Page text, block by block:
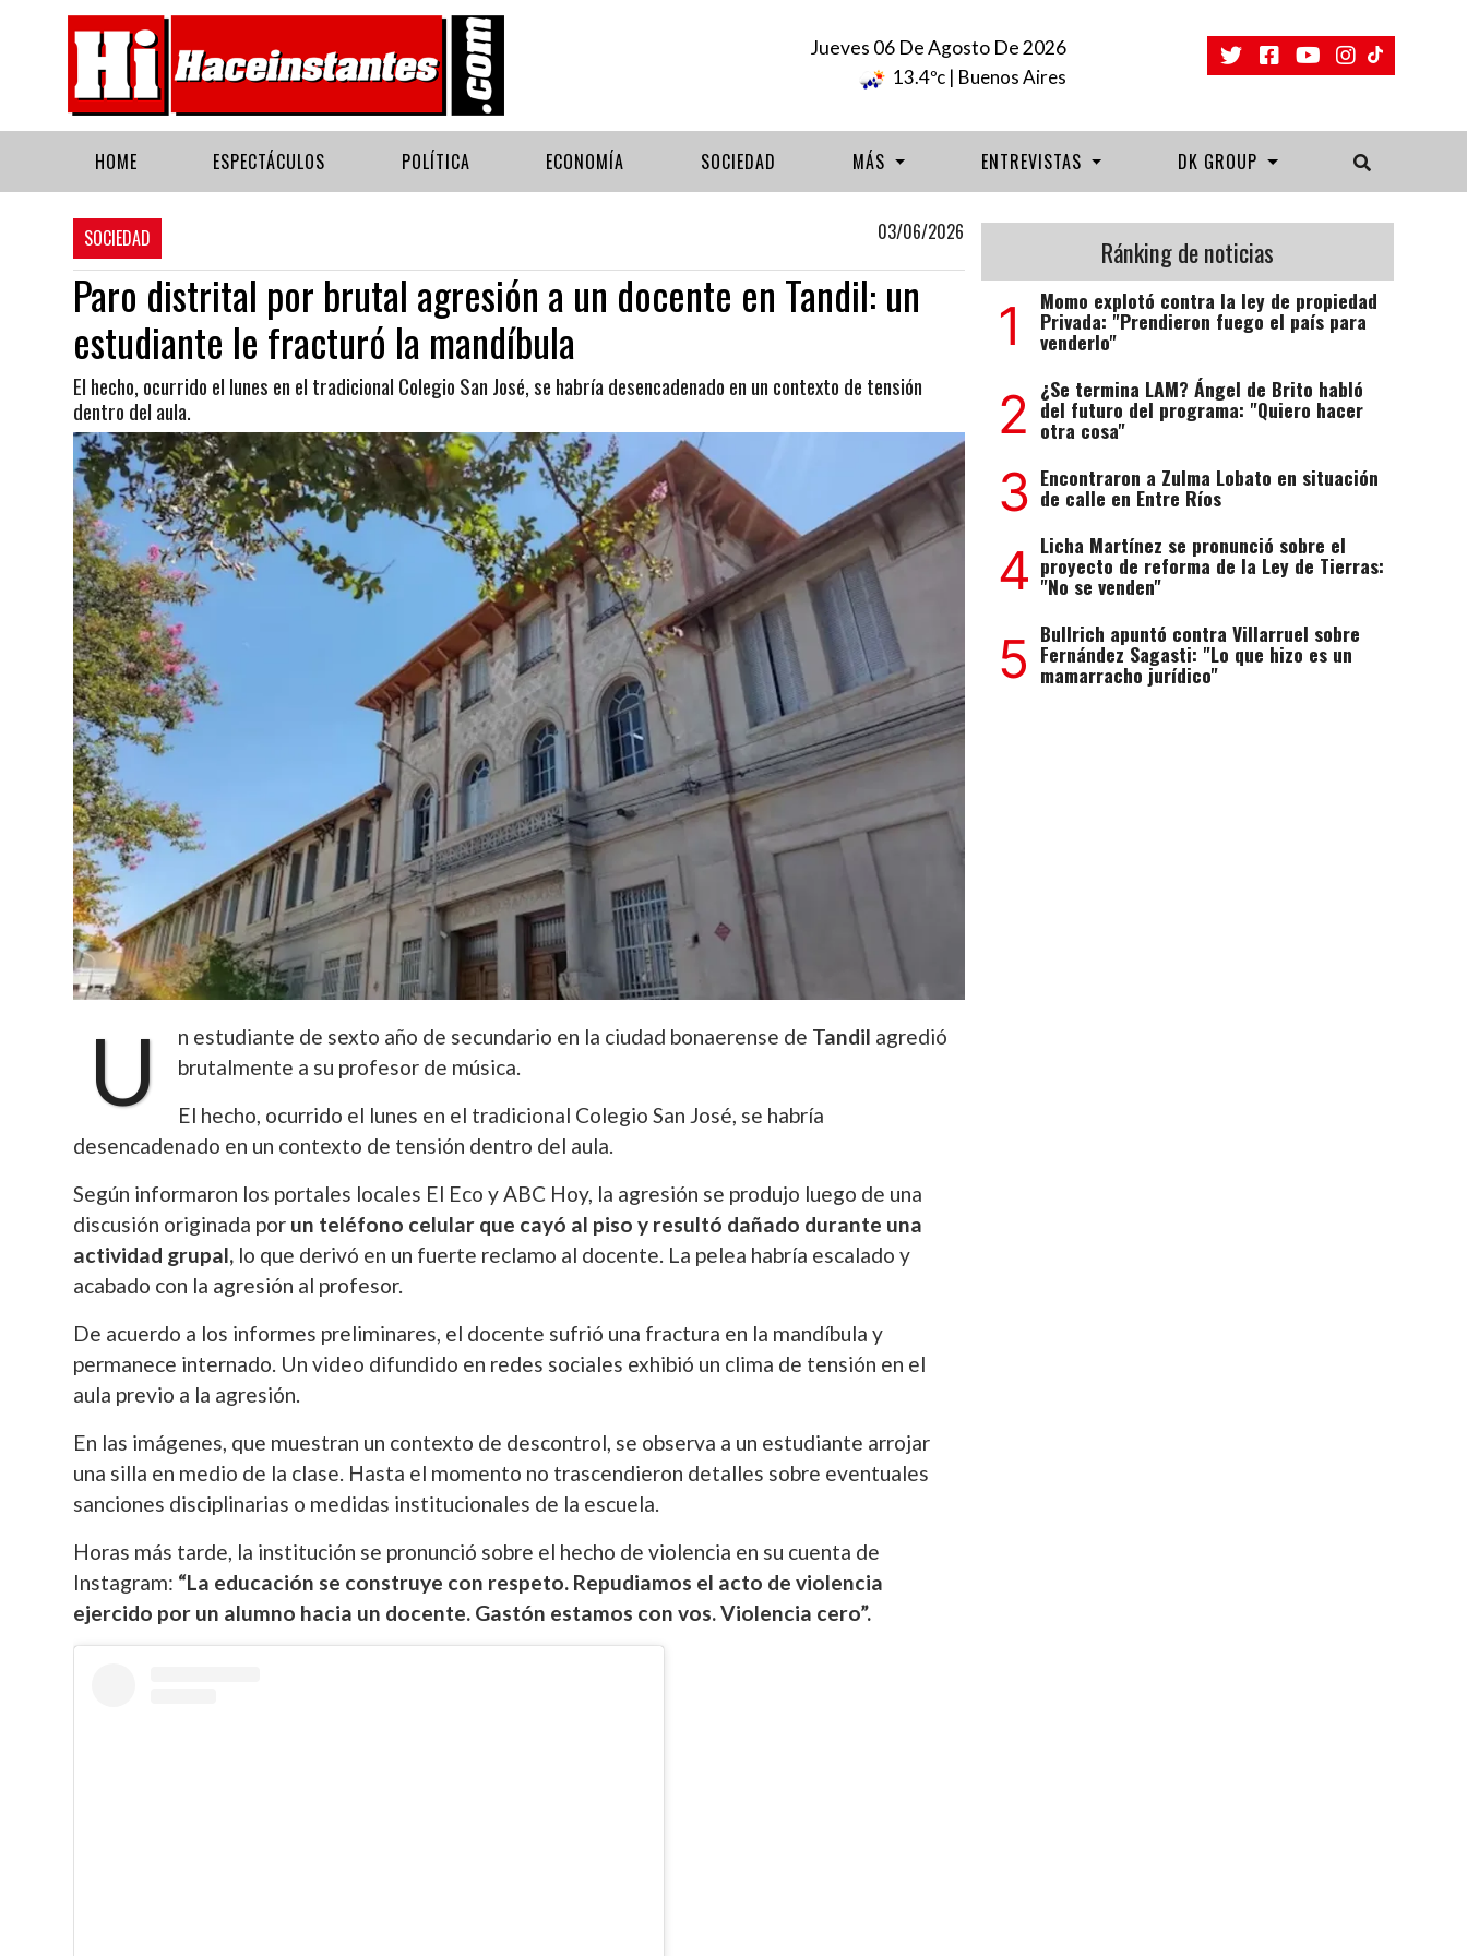
Jueves 06 De Agosto De 2026
13.4ºc | Buenos Aires
HOME ESPECTÁCULOS POLÍTICA ECONOMÍA SOCIEDAD MÁS ENTREVISTAS DK GROUP
SOCIEDAD 03/06/2026
Paro distrital por brutal agresión a un docente en Tandil: un
estudiante le fracturó la mandíbula
El hecho, ocurrido el lunes en el tradicional Colegio San José, se habría desencadenado en un contexto de tensión
dentro del aula.
U n estudiante de sexto año de secundario en la ciudad bonaerense de Tandil agredió
brutalmente a su profesor de música.
El hecho, ocurrido el lunes en el tradicional Colegio San José, se habría
desencadenado en un contexto de tensión dentro del aula.
Según informaron los portales locales El Eco y ABC Hoy, la agresión se produjo luego de una
discusión originada por un teléfono celular que cayó al piso y resultó dañado durante una
actividad grupal, lo que derivó en un fuerte reclamo al docente. La pelea habría escalado y
acabado con la agresión al profesor.
De acuerdo a los informes preliminares, el docente sufrió una fractura en la mandíbula y
permanece internado. Un video difundido en redes sociales exhibió un clima de tensión en el
aula previo a la agresión.
En las imágenes, que muestran un contexto de descontrol, se observa a un estudiante arrojar
una silla en medio de la clase. Hasta el momento no trascendieron detalles sobre eventuales
sanciones disciplinarias o medidas institucionales de la escuela.
Horas más tarde, la institución se pronunció sobre el hecho de violencia en su cuenta de
Instagram: “La educación se construye con respeto. Repudiamos el acto de violencia
ejercido por un alumno hacia un docente. Gastón estamos con vos. Violencia cero”.
Ránking de noticias
1 Momo explotó contra la ley de propiedad
Privada: "Prendieron fuego el país para
venderlo"
2 ¿Se termina LAM? Ángel de Brito habló
del futuro del programa: "Quiero hacer
otra cosa"
3 Encontraron a Zulma Lobato en situación
de calle en Entre Ríos
4 Licha Martínez se pronunció sobre el
proyecto de reforma de la Ley de Tierras:
"No se venden"
5 Bullrich apuntó contra Villarruel sobre
Fernández Sagasti: "Lo que hizo es un
mamarracho jurídico"